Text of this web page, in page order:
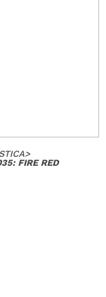
>
FIRE RED